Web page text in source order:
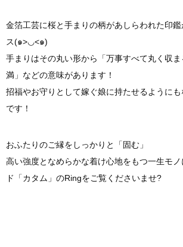
金箔工芸に桜と手まりの柄があしらわれた印
ス(๑>◡<๑)
手まりはその丸い形から「万事すべて丸く収
満」などの意味があります！
招福やお守りとして嫁ぐ娘に持たせるように
です！
おふたりのご縁をしっかりと「固む」
高い強度となめらかな着け心地をもつ一生モ
ド「カタム」のRingをご覧くださいませ?